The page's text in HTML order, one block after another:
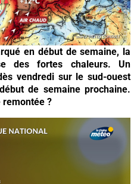
en début de semaine, la
des fortes chaleurs. Un
vendredi sur le sud-ouest
de semaine prochaine.
?